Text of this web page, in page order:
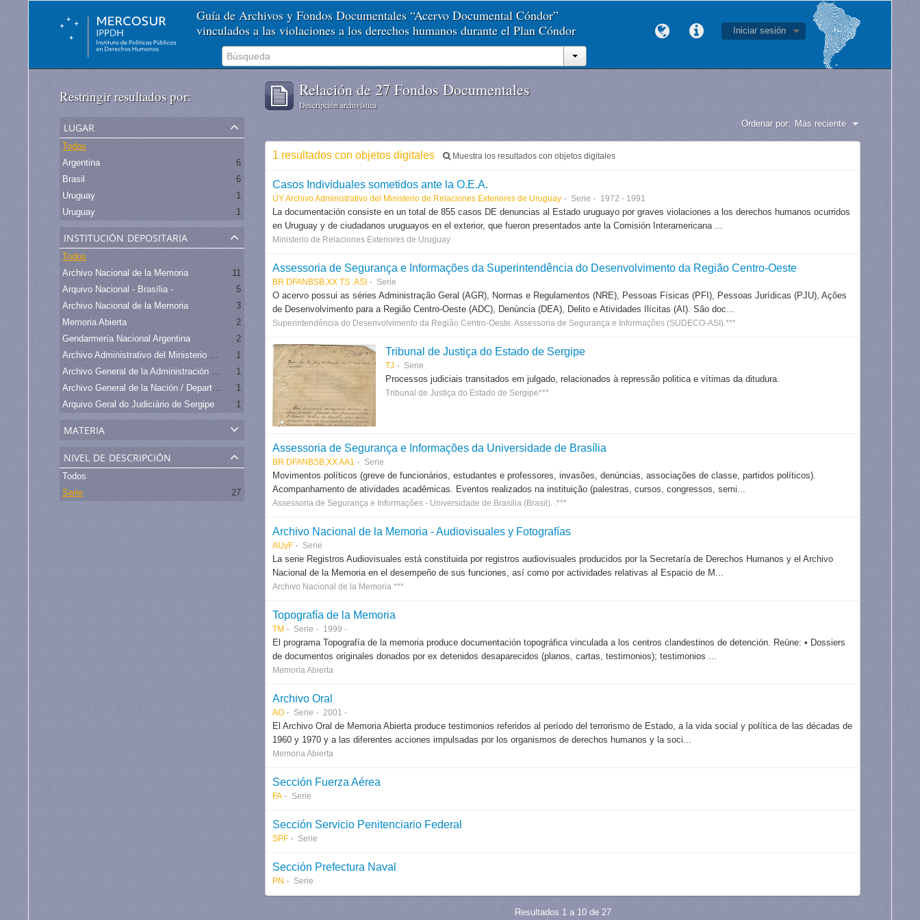
Guía de Archivos y Fondos Documentales “Acervo Documental Cóndor”
vinculados a las violaciones a los derechos humanos durante el Plan Cóndor
Iniciar sesión
Restringir resultados por:
lugar
Todos
Argentina
6
Brasil
6
Uruguay
1
Uruguay
1
institución depositaria
Todos
Archivo Nacional de la Memoria
11
Arquivo Nacional - Brasília -
5
Archivo Nacional de la Memoria
3
Memoria Abierta
2
Gendarmería Nacional Argentina
2
Archivo Administrativo del Ministerio de Relaciones Exteriores de Uruguay
1
Archivo General de la Administración Nacional - Argentina
1
Archivo General de la Nación / Departamento Archivo Intermedio
1
Arquivo Geral do Judiciário de Sergipe
1
materia
nivel de descripción
Todos
Serie
27
Relación de 27 Fondos Documentales
Descripción archivística
Ordenar por: Más reciente
1 resultados con objetos digitales Muestra los resultados con objetos digitales
Casos Individuales sometidos ante la O.E.A.
UY Archivo Administrativo del Ministerio de Relaciones Exteriores de Uruguay Serie 1972 - 1991
La documentación consiste en un total de 855 casos DE denuncias al Estado uruguayo por graves violaciones a los derechos humanos ocurridos
en Uruguay y de ciudadanos uruguayos en el exterior, que fueron presentados ante la Comisión Interamericana ...
Ministerio de Relaciones Exteriores de Uruguay
Assessoria de Segurança e Informações da Superintendência do Desenvolvimento da Região Centro-Oeste
BR DFANBSB,XX TS .ASI Serie
O acervo possui as séries Administração Geral (AGR), Normas e Regulamentos (NRE), Pessoas Físicas (PFI), Pessoas Jurídicas (PJU), Ações
de Desenvolvimento para a Região Centro-Oeste (ADC), Denúncia (DEA), Delito e Atividades Ilícitas (AI). São doc...
Superintendência do Desenvolvimento da Região Centro-Oeste. Assessoria de Segurança e Informações (SUDECO-ASI).***
Tribunal de Justiça do Estado de Sergipe
TJ Serie
Processos judiciais transitados em julgado, relacionados à repressão politica e vítimas da ditudura.
Tribunal de Justiça do Estado de Sergipe***
Assessoria de Segurança e Informações da Universidade de Brasília
BR DFANBSB,XX AA1 Serie
Movimentos políticos (greve de funcionários, estudantes e professores, invasões, denúncias, associações de classe, partidos políticos).
Acompanhamento de atividades acadêmicas. Eventos realizados na instituição (palestras, cursos, congressos, semi...
Assessoria de Segurança e Informações - Universidade de Brasília (Brasil). .***
Archivo Nacional de la Memoria - Audiovisuales y Fotografías
AUyF Serie
La serie Registros Audiovisuales está constituida por registros audiovisuales producidos por la Secretaría de Derechos Humanos y el Archivo
Nacional de la Memoria en el desempeño de sus funciones, así como por actividades relativas al Espacio de M...
Archivo Nacional de la Memoria ***
Topografía de la Memoria
TM Serie 1999 -
El programa Topografía de la memoria produce documentación topográfica vinculada a los centros clandestinos de detención. Reúne: • Dossiers
de documentos originales donados por ex detenidos desaparecidos (planos, cartas, testimonios); testimonios ...
Memoria Abierta
Archivo Oral
AO Serie 2001 -
El Archivo Oral de Memoria Abierta produce testimonios referidos al período del terrorismo de Estado, a la vida social y política de las décadas de
1960 y 1970 y a las diferentes acciones impulsadas por los organismos de derechos humanos y la soci...
Memoria Abierta
Sección Fuerza Aérea
FA Serie
Sección Servicio Penitenciario Federal
SPF Serie
Sección Prefectura Naval
PN Serie
Resultados 1 a 10 de 27